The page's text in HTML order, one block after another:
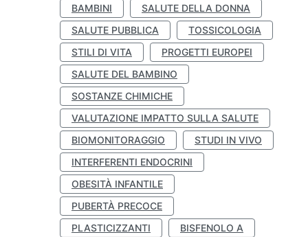
BAMBINI
SALUTE DELLA DONNA
SALUTE PUBBLICA
TOSSICOLOGIA
STILI DI VITA
PROGETTI EUROPEI
SALUTE DEL BAMBINO
SOSTANZE CHIMICHE
VALUTAZIONE IMPATTO SULLA SALUTE
BIOMONITORAGGIO
STUDI IN VIVO
INTERFERENTI ENDOCRINI
OBESITÀ INFANTILE
PUBERTÀ PRECOCE
PLASTICIZZANTI
BISFENOLO A